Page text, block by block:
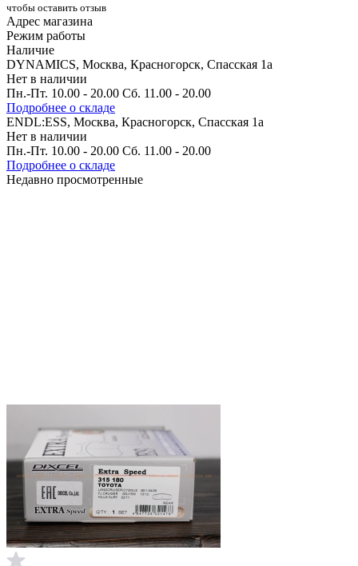
чтобы оставить отзыв
Адрес магазина
Режим работы
Наличие
DYNAMICS, Москва, Красногорск, Спасская 1а
Нет в наличии
Пн.-Пт. 10.00 - 20.00 Сб. 11.00 - 20.00
Подробнее о складе
ENDL:ESS, Москва, Красногорск, Спасская 1а
Нет в наличии
Пн.-Пт. 10.00 - 20.00 Сб. 11.00 - 20.00
Подробнее о складе
Недавно просмотренные